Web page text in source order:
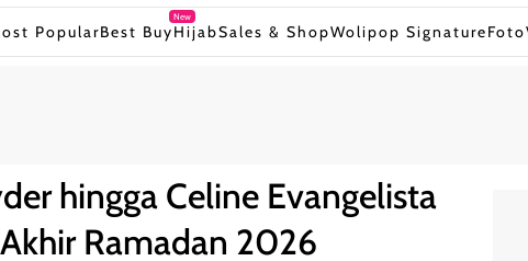
PopularBest Buy
New
HijabSales & ShopWolipop SignatureFoto
hingga Celine Evangelista
Ramadan 2026